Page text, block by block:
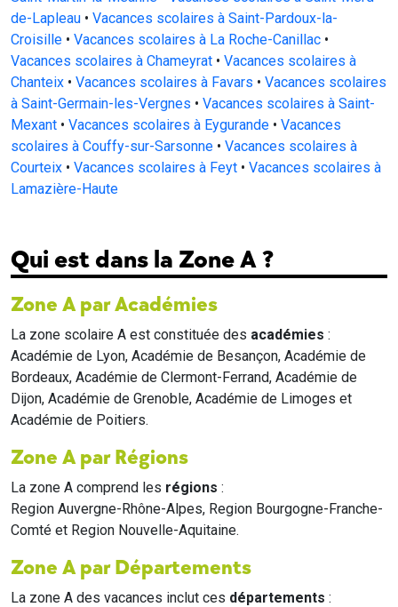
de-Lapleau • Vacances scolaires à Saint-Pardoux-la-
Croisille • Vacances scolaires à La Roche-Canillac •
Vacances scolaires à Chameyrat • Vacances scolaires à
Chanteix • Vacances scolaires à Favars • Vacances scolaires
à Saint-Germain-les-Vergnes • Vacances scolaires à Saint-
Mexant • Vacances scolaires à Eygurande • Vacances
scolaires à Couffy-sur-Sarsonne • Vacances scolaires à
Courteix • Vacances scolaires à Feyt • Vacances scolaires à
Lamazière-Haute
Qui est dans la Zone A ?
Zone A par Académies
La zone scolaire A est constituée des académies :
Académie de Lyon, Académie de Besançon, Académie de
Bordeaux, Académie de Clermont-Ferrand, Académie de
Dijon, Académie de Grenoble, Académie de Limoges et
Académie de Poitiers.
Zone A par Régions
La zone A comprend les régions :
Region Auvergne-Rhône-Alpes, Region Bourgogne-Franche-
Comté et Region Nouvelle-Aquitaine.
Zone A par Départements
La zone A des vacances inclut ces départements :